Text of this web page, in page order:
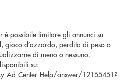
è possibile limitare gli annunci su
gioco d’azzardo, perdita di peso o
di meno o nessuno.
su:
Ad-Center-Help/answer/12155451?